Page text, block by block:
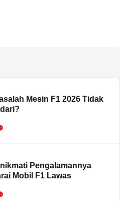
Mesin F1 2026 Tidak
Pengalamannya
Mobil F1 Lawas